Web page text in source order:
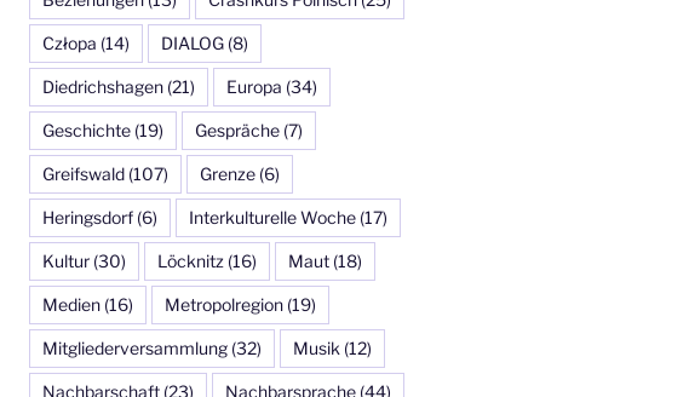
Człopa (14) DIALOG(8)
Diedrichshagen(21) Europa (34)
Geschichte(19) Gespräche(7)
Greifswald(107) Grenze(6)
Heringsdorf(6) Interkulturelle Woche(17)
Kultur(30) Löcknitz (16) Maut(18)
Medien(16) Metropolregion(19)
Mitgliederversammlung(32) Musik (12)
Nachbarschaft(23) Nachbarsprache(44)